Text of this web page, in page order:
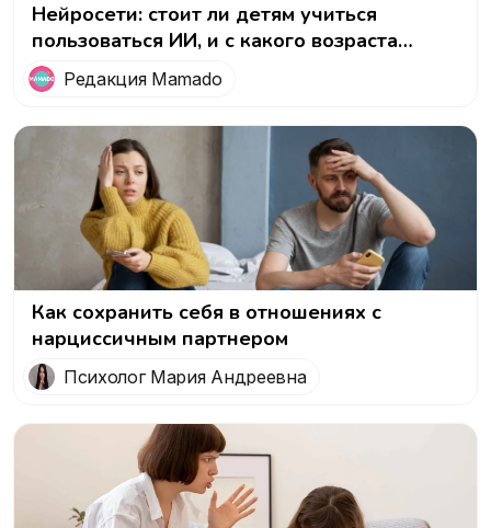
Нейросети: стоит ли детям учиться
пользоваться ИИ, и с какого возраста
можно начинать обучение
Редакция Mamado
Как сохранить себя в отношениях с
нарциссичным партнером
Психолог Мария Андреевна